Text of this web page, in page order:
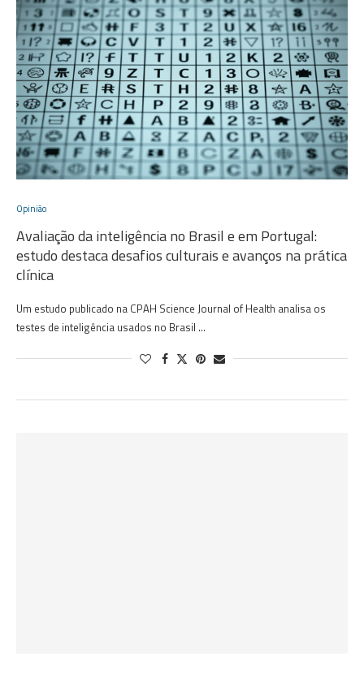
Opinião
Avaliação da inteligência no Brasil e em Portugal:
estudo destaca desafios culturais e avanços na prática
clínica
Um estudo publicado na CPAH Science Journal of Health analisa os
testes de inteligência usados no Brasil …